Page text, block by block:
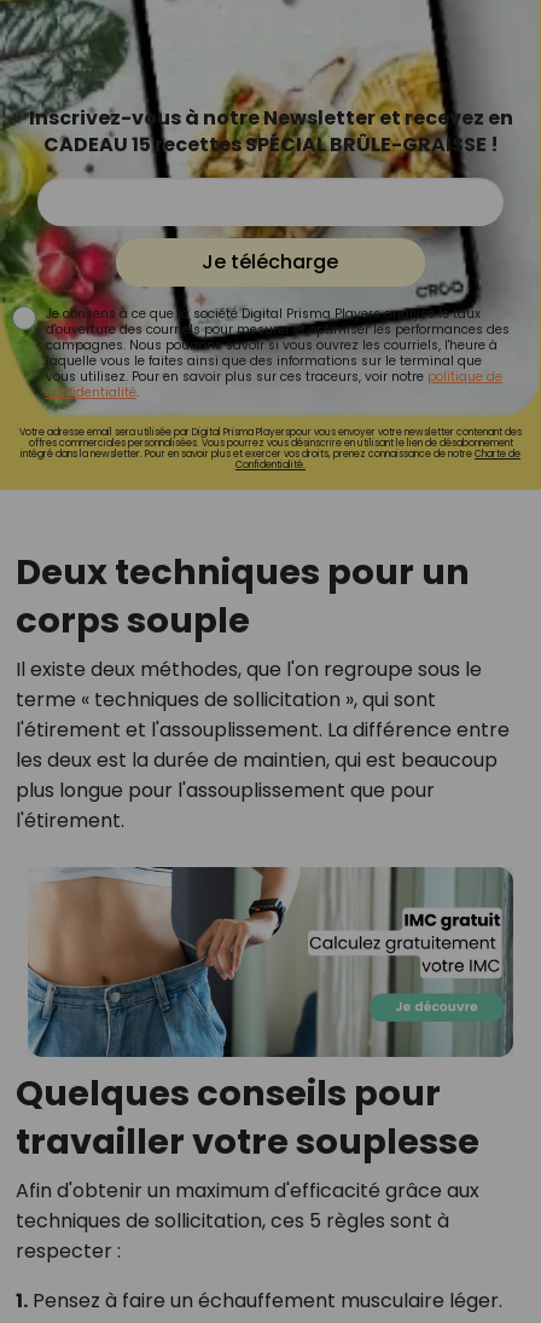
Inscrivez-vous à notre Newsletter et recevez en
CADEAU 15 recettes SPÉCIAL BRÛLE-GRAISSE !
Je télécharge
Je consens à ce que la société Digital Prisma Players analyse le taux
d'ouverture des courriels pour mesurer et optimiser les performances des
campagnes. Nous pourrons savoir si vous ouvrez les courriels, l'heure à
laquelle vous le faites ainsi que des informations sur le terminal que
vous utilisez. Pour en savoir plus sur ces traceurs, voir notre politique de
confidentialité.
Votre adresse email sera utilisée par Digital Prisma Playerspour vous envoyer votre newsletter contenant des
offres commerciales personnalisées. Vous pourrez vous désinscrire en utilisant le lien de désabonnement
intégré dans la newsletter. Pour en savoir plus et exercer vos droits, prenez connaissance de notreCharte de
Confidentialité.
Deux techniques pour un
corps souple
Il existe deux méthodes, que l'on regroupe sous le
terme « techniques de sollicitation », qui sont
l'étirement et l'assouplissement. La différence entre
les deux est la durée de maintien, qui est beaucoup
plus longue pour l'assouplissement que pour
l'étirement.
Quelques conseils pour
travailler votre souplesse
Afin d'obtenir un maximum d'efficacité grâce aux
techniques de sollicitation, ces 5 règles sont à
respecter :
1.Pensez à faire un échauffement musculaire léger.